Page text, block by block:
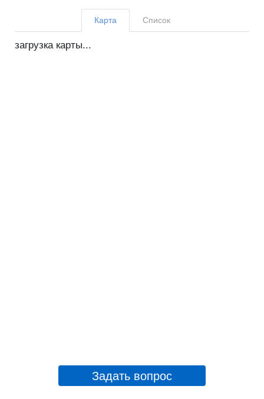
Карта Список
загрузка карты...
Задать вопрос